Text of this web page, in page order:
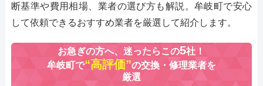
断基準や費用相場、業者の選び方も解説。牟岐町で安心
して依頼できるおすすめ業者を厳選して紹介します。
お急ぎの方へ、迷ったらこの5社！
牟岐町で“高評価”の交換・修理業者を
厳選